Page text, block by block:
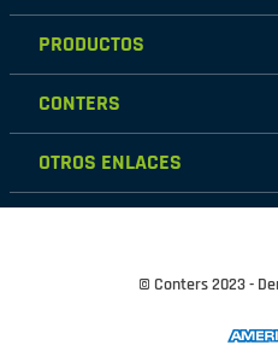
Mujer
Hombre
PRODUCTOS
Calzados
Zapatillas
CONTERS
Nosotros
Contáctanos
Tiendas
OTROS ENLACES
Políticas de garantía
Cambios y
Políticas de Cookies
© Conters 2023 -